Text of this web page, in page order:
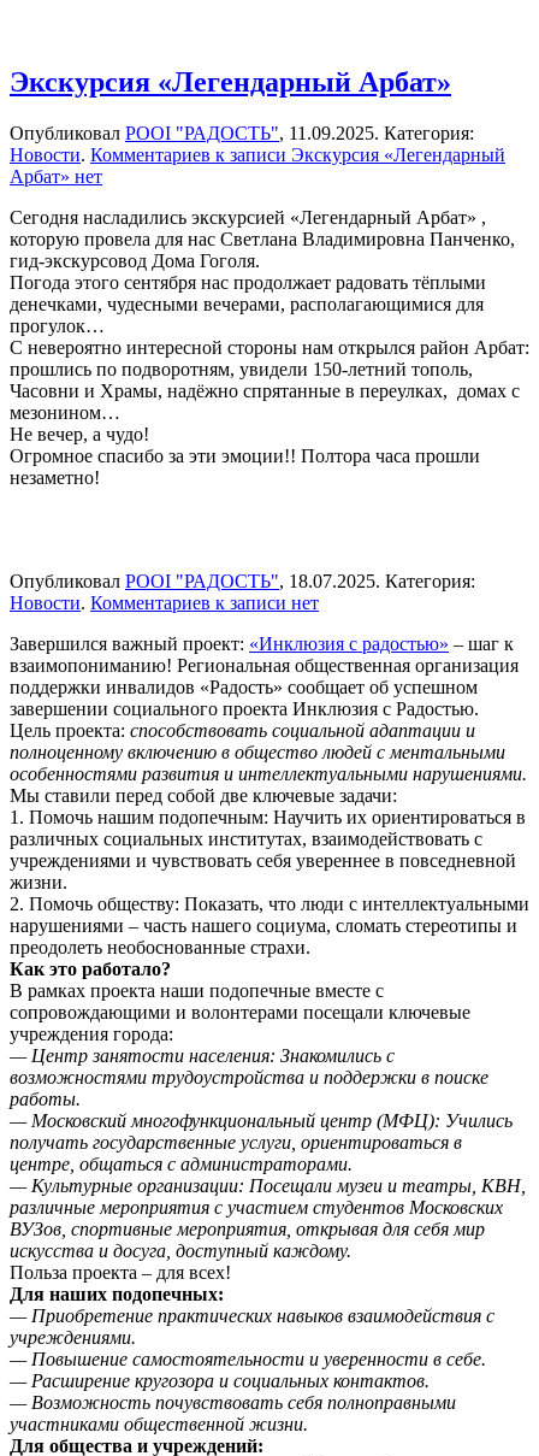
Экскурсия «Легендарный Арбат»
Опубликовал РООІ "РАДОСТЬ", 11.09.2025. Категория:
Новости. Комментариев к записи Экскурсия «Легендарный
Арбат» нет
Сегодня насладились экскурсией «Легендарный Арбат» ,
которую провела для нас Светлана Владимировна Панченко,
гид-экскурсовод Дома Гоголя.
Погода этого сентября нас продолжает радовать тёплыми
денечками, чудесными вечерами, располагающимися для
прогулок…
С невероятно интересной стороны нам открылся район Арбат:
прошлись по подворотням, увидели 150-летний тополь,
Часовни и Храмы, надёжно спрятанные в переулках, домах с
мезонином…
Не вечер, а чудо!
Огромное спасибо за эти эмоции!! Полтора часа прошли
незаметно!
Опубликовал РООІ "РАДОСТЬ", 18.07.2025. Категория:
Новости. Комментариев к записи нет
Завершился важный проект: «Инклюзия с радостью» – шаг к
взаимопониманию! Региональная общественная организация
поддержки инвалидов «Радость» сообщает об успешном
завершении социального проекта Инклюзия с Радостью.
Цель проекта: способствовать социальной адаптации и
полноценному включению в общество людей с ментальными
особенностями развития и интеллектуальными нарушениями.
Мы ставили перед собой две ключевые задачи:
1. Помочь нашим подопечным: Научить их ориентироваться в
различных социальных институтах, взаимодействовать с
учреждениями и чувствовать себя увереннее в повседневной
жизни.
2. Помочь обществу: Показать, что люди с интеллектуальными
нарушениями – часть нашего социума, сломать стереотипы и
преодолеть необоснованные страхи.
Как это работало?
В рамках проекта наши подопечные вместе с
сопровождающими и волонтерами посещали ключевые
учреждения города:
— Центр занятости населения: Знакомились с
возможностями трудоустройства и поддержки в поиске
работы.
— Московский многофункциональный центр (МФЦ): Учились
получать государственные услуги, ориентироваться в
центре, общаться с администраторами.
— Культурные организации: Посещали музеи и театры, КВН,
различные мероприятия с участием студентов Московских
ВУЗов, спортивные мероприятия, открывая для себя мир
искусства и досуга, доступный каждому.
Польза проекта – для всех!
Для наших подопечных:
— Приобретение практических навыков взаимодействия с
учреждениями.
— Повышение самостоятельности и уверенности в себе.
— Расширение кругозора и социальных контактов.
— Возможность почувствовать себя полноправными
участниками общественной жизни.
Для общества и учреждений: